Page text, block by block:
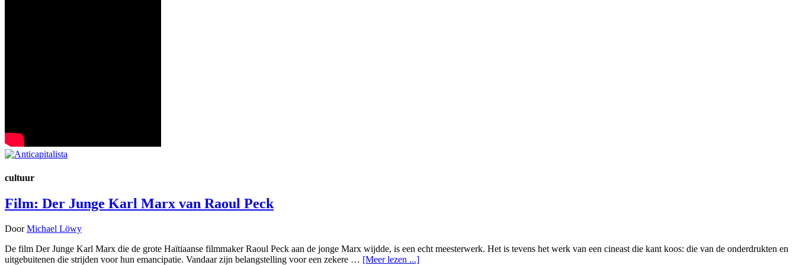
cultuur
Film: Der Junge Karl Marx van Raoul Peck
DoorMichael Löwy
De film Der Junge Karl Marx die de grote Haïtiaanse filmmaker Raoul Peck aan de jonge Marx wijdde, is een echt meesterwerk. Het is tevens het werk van een cineast die kant koos: die van de onderdrukten en
uitgebuitenen die strijden voor hun emancipatie. Vandaar zijn belangstelling voor een zekere … [Meer lezen ...]